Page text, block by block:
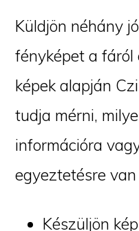
Küldjön néhány
fényképet a fáról
képek alapján
tudja mérni,
információra
egyeztetésre
Készüljön